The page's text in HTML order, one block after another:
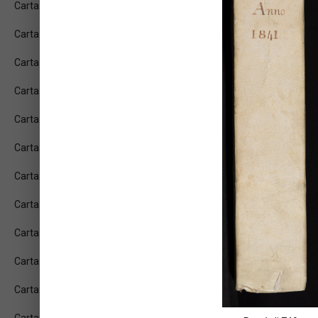
Carta: 3r
Carta: 3v
Carta: 4r
Carta: 4v
Carta: 5r
Carta: 5v
Carta: 6r
Carta: 6v
Carta: 7r
Carta: 7v
Carta: 8r